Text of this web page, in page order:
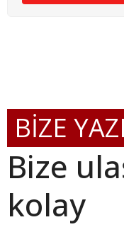
BİZE
Bize
kolay